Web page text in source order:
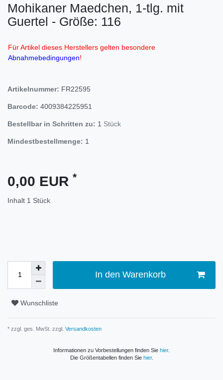
Mohikaner Maedchen, 1-tlg. mit
Guertel - Größe: 116
Für Artikel dieses Herstellers gelten besondere
Abnahmebedingungen!
Artikelnummer: FR22595
Barcode: 4009384225951
Bestellbar in Schritten zu: 1 Stück
Mindestbestellmenge: 1
0,00 EUR *
Inhalt 1 Stück
In den Warenkorb
Wunschliste
* zzgl. ges. MwSt. zzgl. Versandkosten
Informationen zu Vorbestellungen finden Sie hier.
Die Größentabellen finden Sie hier.